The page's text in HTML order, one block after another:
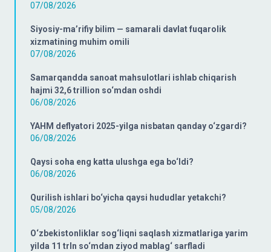
07/08/2026
Siyosiy-ma’rifiy bilim — samarali davlat fuqarolik
xizmatining muhim omili
07/08/2026
Samarqandda sanoat mahsulotlari ishlab chiqarish
hajmi 32,6 trillion so‘mdan oshdi
06/08/2026
YAHM deflyatori 2025-yilga nisbatan qanday o‘zgardi?
06/08/2026
Qaysi soha eng katta ulushga ega bo‘ldi?
06/08/2026
Qurilish ishlari bo‘yicha qaysi hududlar yetakchi?
05/08/2026
O‘zbekistonliklar sog‘liqni saqlash xizmatlariga yarim
yilda 11 trln so‘mdan ziyod mablag‘ sarfladi